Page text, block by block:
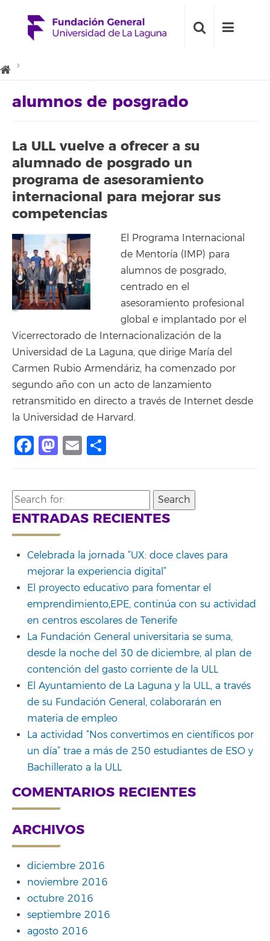
alumnos de posgrado
La ULL vuelve a ofrecer a su
alumnado de posgrado un
programa de asesoramiento
internacional para mejorar sus
competencias
El Programa Internacional
de Mentoría (IMP) para
alumnos de posgrado,
centrado en el
asesoramiento profesional
global e implantado por el
Vicerrectorado de Internacionalización de la
Universidad de La Laguna, que dirige María del
Carmen Rubio Armendáriz, ha comenzado por
segundo año con un acto de lanzamiento
retransmitido en directo a través de Internet desde
la Universidad de Harvard.
Facebook
Mastodon
Email
Search
for:
ENTRADAS RECIENTES
Celebrada la jornada “UX: doce claves para
mejorar la experiencia digital”
El proyecto educativo para fomentar el
emprendimiento,EPE, continúa con su actividad
en centros escolares de Tenerife
La Fundación General universitaria se suma,
desde la noche del 30 de diciembre, al plan de
contención del gasto corriente de la ULL
El Ayuntamiento de La Laguna y la ULL, a través
de su Fundación General, colaborarán en
materia de empleo
La actividad “Nos convertimos en científicos por
un día” trae a más de 250 estudiantes de ESO y
Bachillerato a la ULL
COMENTARIOS RECIENTES
ARCHIVOS
diciembre 2016
noviembre 2016
octubre 2016
septiembre 2016
agosto 2016